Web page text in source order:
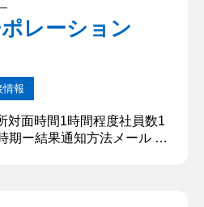
質問】 今までで挫折した
堀質問回答】 小学校ずっ
レーション
情報
対面時間1時間程度社員数1
期ー結果通知方法メール 質